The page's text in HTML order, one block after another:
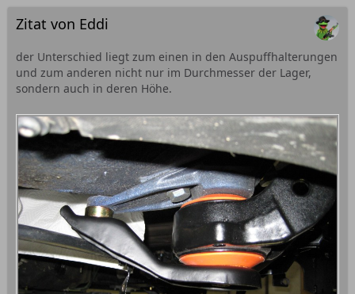
Zitat von Eddi
der Unterschied liegt zum einen in den Auspuffhalterungen
und zum anderen nicht nur im Durchmesser der Lager,
sondern auch in deren Höhe.